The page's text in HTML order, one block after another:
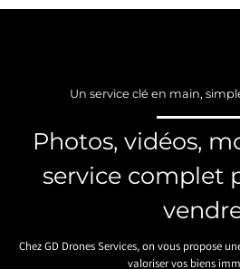
Un service clé en main,
Photos, vidéos,
service complet
Chez GD Drones Services, on vous propose
valoriser vos biens